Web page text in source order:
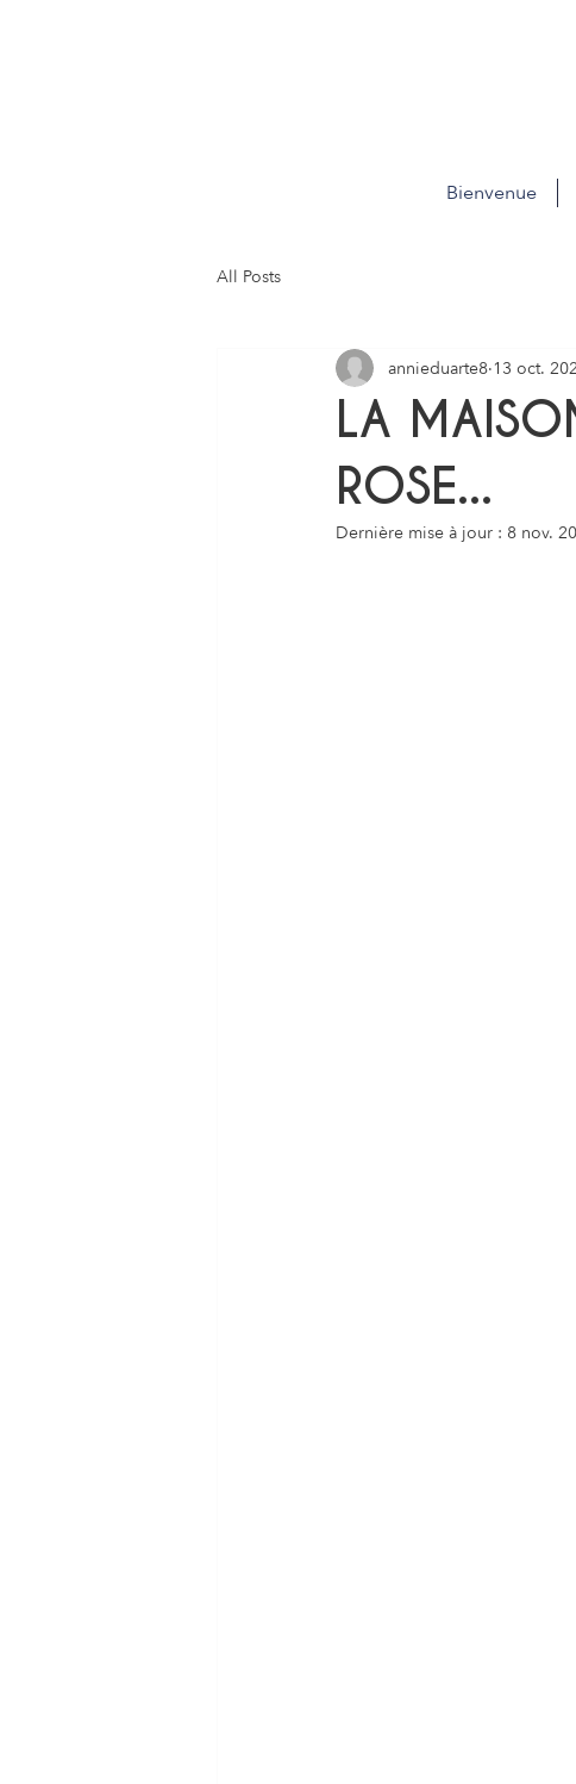
Bienvenue
All Posts
LA
ROSE...
annieduarte8 13 oct.
Dernière mise à jour : 8 nov.